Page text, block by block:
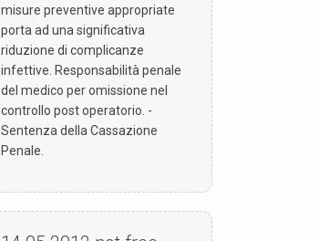
misure preventive appropriate
porta ad una significativa
riduzione di complicanze
infettive. Responsabilità penale
del medico per omissione nel
controllo post operatorio. -
Sentenza della Cassazione
Penale.